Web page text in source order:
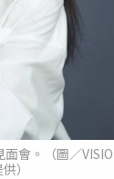
會。（圖／
）